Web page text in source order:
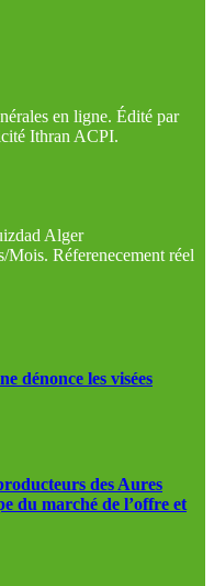
en ligne. Édité par
Ithran ACPI.
Alger
Réferenecement réel
dénonce les visées
des Aures
du marché de l’offre et